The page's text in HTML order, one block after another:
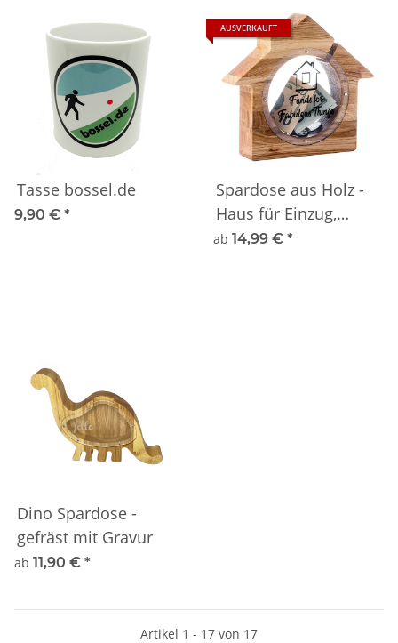
Tasse bossel.de
9,90 € *
AUSVERKAUFT
Spardose aus Holz -
Haus für Einzug,
Hochzeit, Verlobung
ab 14,99 € *
Dino Spardose -
gefräst mit Gravur
ab 11,90 € *
Artikel 1 - 17 von 17